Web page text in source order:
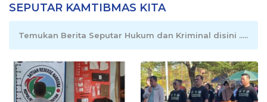
SEPUTAR KAMTIBMAS KITA
Temukan Berita Seputar Hukum dan Kriminal disini .....